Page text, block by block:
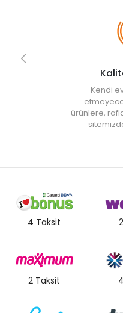
Kendi
ürünlere,
4 Taksit
2 Taksit